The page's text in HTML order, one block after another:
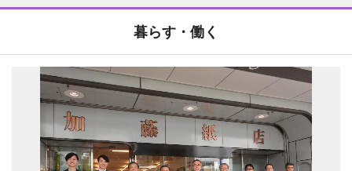
暮らす・働く